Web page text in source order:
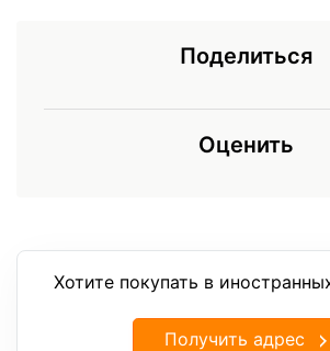
Поделиться
Оценить
Хотите покупать в
Получить адрес